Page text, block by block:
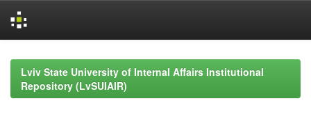
navigationLviv State University of Internal Affairs Institutional
Repository (LvSUIAIR)